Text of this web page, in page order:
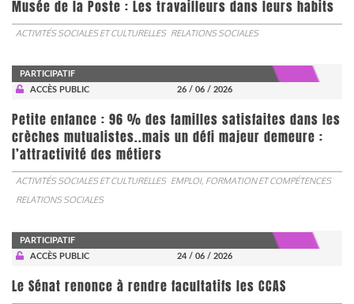
Musée de la Poste : Les travailleurs dans leurs habits
ACTIVITÉS SOCIALES ET CULTURELLES RELATIONS SOCIALES
PARTICIPATIF
ACCÈS PUBLIC
26 / 06 / 2026
Petite enfance : 96 % des familles satisfaites dans les
crèches mutualistes..mais un défi majeur demeure :
l’attractivité des métiers
ACTIVITÉS SOCIALES ET CULTURELLES EMPLOI, FORMATION ET COMPÉTENCES
RELATIONS SOCIALES
PARTICIPATIF
ACCÈS PUBLIC
24 / 06 / 2026
Le Sénat renonce à rendre facultatifs les CCAS